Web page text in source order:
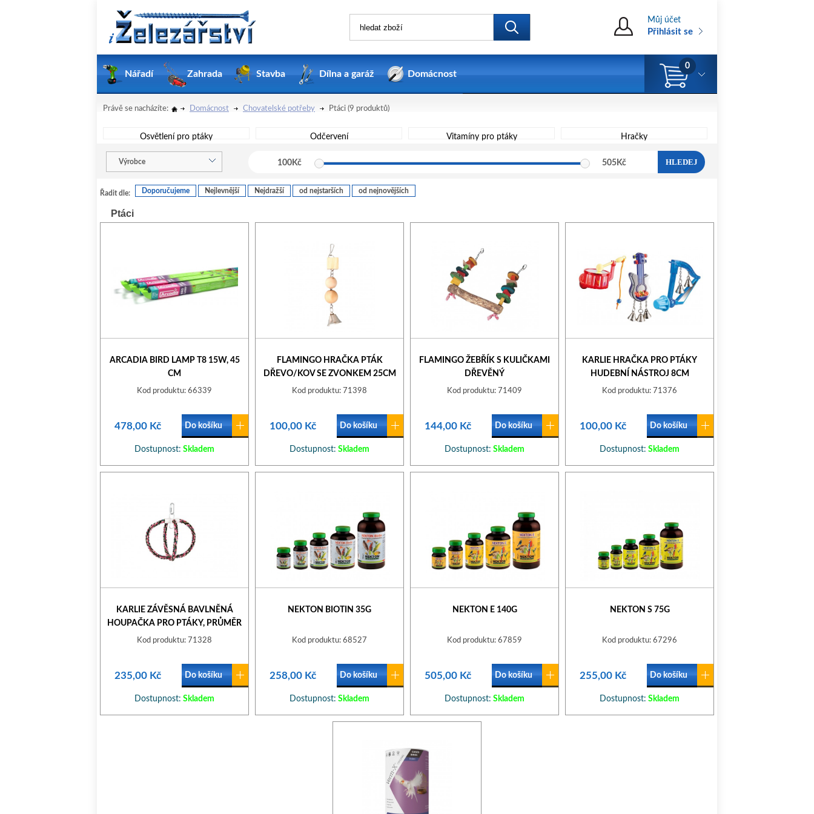
Můj účet
Přihlásit se
Nářadí Zahrada Stavba Dílna a garáž Domácnost
0
Právě se nacházíte: Domácnost Chovatelské potřeby Ptáci (9 produktů)
Osvětlení pro ptáky Odčervení Vitamíny pro ptáky Hračky
Výrobce 100Kč 505Kč HLEDEJ
Řadit dle: Doporučujeme Nejlevnější Nejdražší od nejstarších od nejnovějších
Ptáci
ARCADIA BIRD LAMP T8 15W, 45
CM
Kod produktu: 66339
478,00 Kč Do košíku
Dostupnost: Skladem
FLAMINGO HRAČKA PTÁK
DŘEVO/KOV SE ZVONKEM 25CM
Kod produktu: 71398
100,00 Kč Do košíku
Dostupnost: Skladem
FLAMINGO ŽEBŘÍK S KULIČKAMI
DŘEVĚNÝ
Kod produktu: 71409
144,00 Kč Do košíku
Dostupnost: Skladem
KARLIE HRAČKA PRO PTÁKY
HUDEBNÍ NÁSTROJ 8CM
Kod produktu: 71376
100,00 Kč Do košíku
Dostupnost: Skladem
KARLIE ZÁVĚSNÁ BAVLNĚNÁ
HOUPAČKA PRO PTÁKY, PRŮMĚR
24CM
Kod produktu: 71328
235,00 Kč Do košíku
Dostupnost: Skladem
NEKTON BIOTIN 35G
Kod produktu: 68527
258,00 Kč Do košíku
Dostupnost: Skladem
NEKTON E 140G
Kod produktu: 67859
505,00 Kč Do košíku
Dostupnost: Skladem
NEKTON S 75G
Kod produktu: 67296
255,00 Kč Do košíku
Dostupnost: Skladem